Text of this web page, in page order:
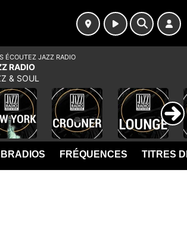
FRÉQUENCES TITRES
ÉCOUTEZ JAZZ RADIO
RADIO
& SOUL